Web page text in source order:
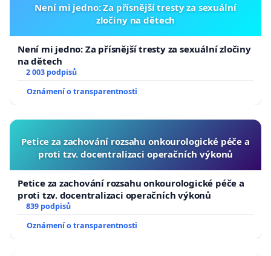
Není mi jedno: Za přísnější tresty za sexuální
zločiny na dětech
Není mi jedno: Za přísnější tresty za sexuální zločiny
na dětech
2 003 podpisů
Oznámení o transparentnosti
Petice za zachování rozsahu onkourologické péče a
proti tzv. docentralizaci operačních výkonů
Petice za zachování rozsahu onkourologické péče a
proti tzv. docentralizaci operačních výkonů
839 podpisů
Oznámení o transparentnosti